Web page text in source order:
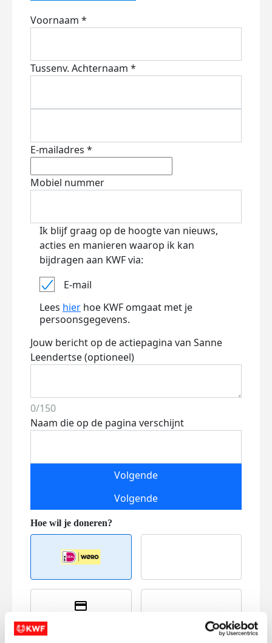
Voornaam *
Tussenv. Achternaam *
E-mailadres *
Mobiel nummer
Ik blijf graag op de hoogte van nieuws,
acties en manieren waarop ik kan
bijdragen aan KWF via:
E-mail
Lees hier hoe KWF omgaat met je
persoonsgegevens.
Jouw bericht op de actiepagina van Sanne
Leendertse (optioneel)
0/150
Naam die op de pagina verschijnt
Volgende
Volgende